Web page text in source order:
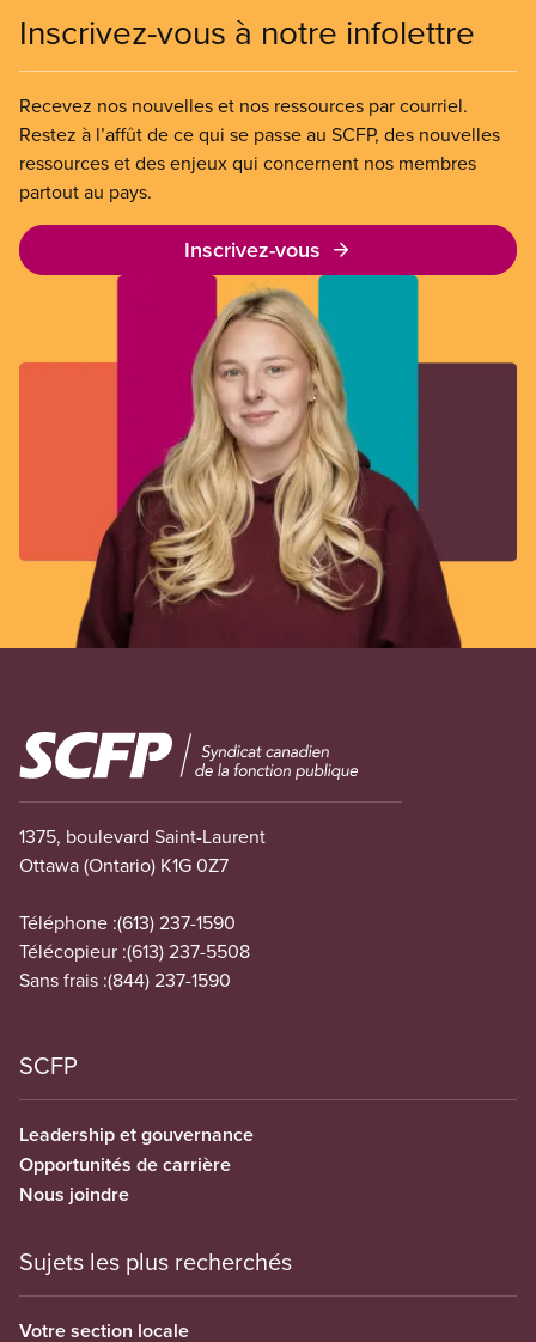
Inscrivez-vous à notre infolettre
Recevez nos nouvelles et nos ressources par courriel.
Restez à l’affût de ce qui se passe au SCFP, des nouvelles
ressources et des enjeux qui concernent nos membres
partout au pays.
Inscrivez-vous
Image
1375, boulevard Saint-Laurent
Ottawa (Ontario) K1G 0Z7
Téléphone :(613) 237-1590
Télécopieur :(613) 237-5508
Sans frais :(844) 237-1590
SCFP
Leadership et gouvernance
Opportunités de carrière
Nous joindre
Sujets les plus recherchés
Votre section locale